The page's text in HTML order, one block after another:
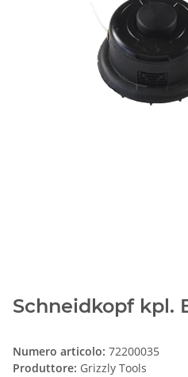
Schneidkopf kpl.
Numero articolo: 72200035
Produttore: Grizzly Tools